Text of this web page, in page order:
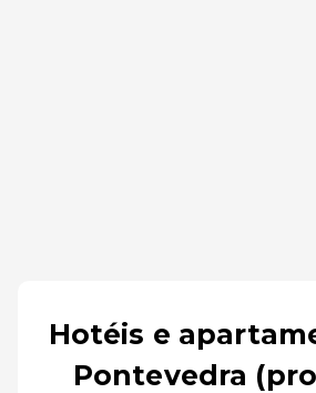
Hotéis e
Pontevedra